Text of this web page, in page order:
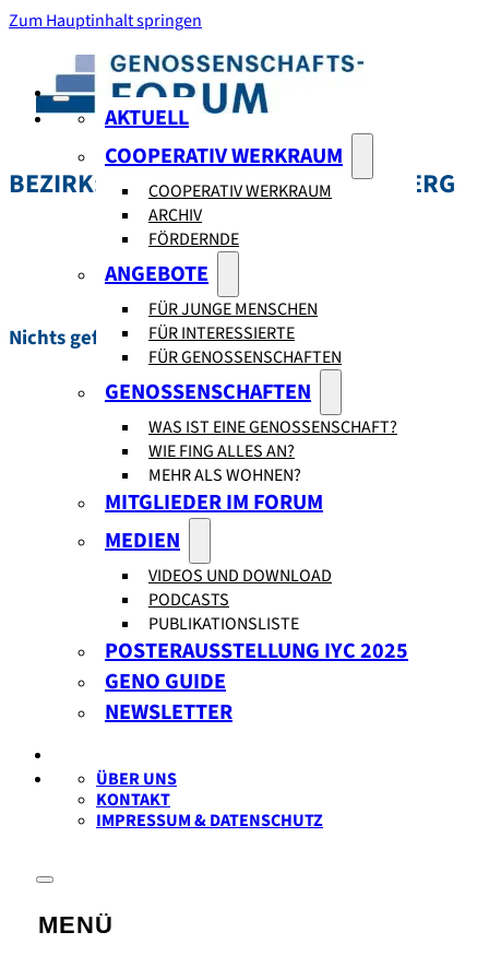
Zum Hauptinhalt springen
AKTUELL
COOPERATIV WERKRAUM
COOPERATIV WERKRAUM
ARCHIV
FÖRDERNDE
ANGEBOTE
FÜR JUNGE MENSCHEN
FÜR INTERESSIERTE
FÜR GENOSSENSCHAFTEN
GENOSSENSCHAFTEN
WAS IST EINE GENOSSENSCHAFT?
WIE FING ALLES AN?
MEHR ALS WOHNEN?
MITGLIEDER IM FORUM
MEDIEN
VIDEOS UND DOWNLOAD
PODCASTS
PUBLIKATIONSLISTE
POSTERAUSSTELLUNG IYC 2025
GENO GUIDE
NEWSLETTER
ÜBER UNS
KONTAKT
IMPRESSUM & DATENSCHUTZ
BEZIRK: FRIEDRICHSHAIN-KREUZBERG
Nichts gefunden.